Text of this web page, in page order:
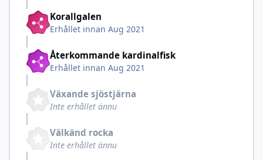
Korallgalen
Erhållet innan Aug 2021
Återkommande kardinalfisk
Erhållet innan Aug 2021
Växande sjöstjärna
Inte erhållet ännu
Välkänd rocka
Inte erhållet ännu